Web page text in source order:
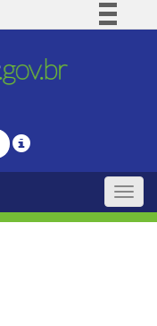
Comunica BR
Legislação
Toggle